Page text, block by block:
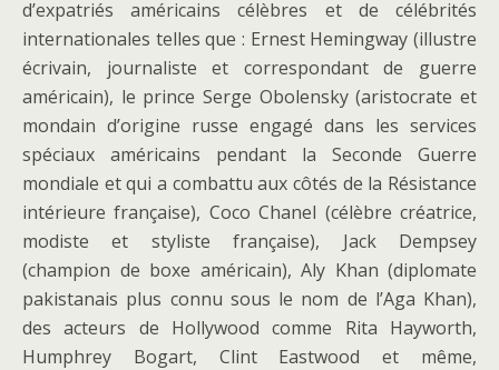
d’expatriés américains célèbres et de célébrités
internationales telles que : Ernest Hemingway (illustre
écrivain, journaliste et correspondant de guerre
américain), le prince Serge Obolensky (aristocrate et
mondain d’origine russe engagé dans les services
spéciaux américains pendant la Seconde Guerre
mondiale et qui a combattu aux côtés de la Résistance
intérieure française), Coco Chanel (célèbre créatrice,
modiste et styliste française), Jack Dempsey
(champion de boxe américain), Aly Khan (diplomate
pakistanais plus connu sous le nom de l’Aga Khan),
des acteurs de Hollywood comme Rita Hayworth,
Humphrey Bogart, Clint Eastwood et même,